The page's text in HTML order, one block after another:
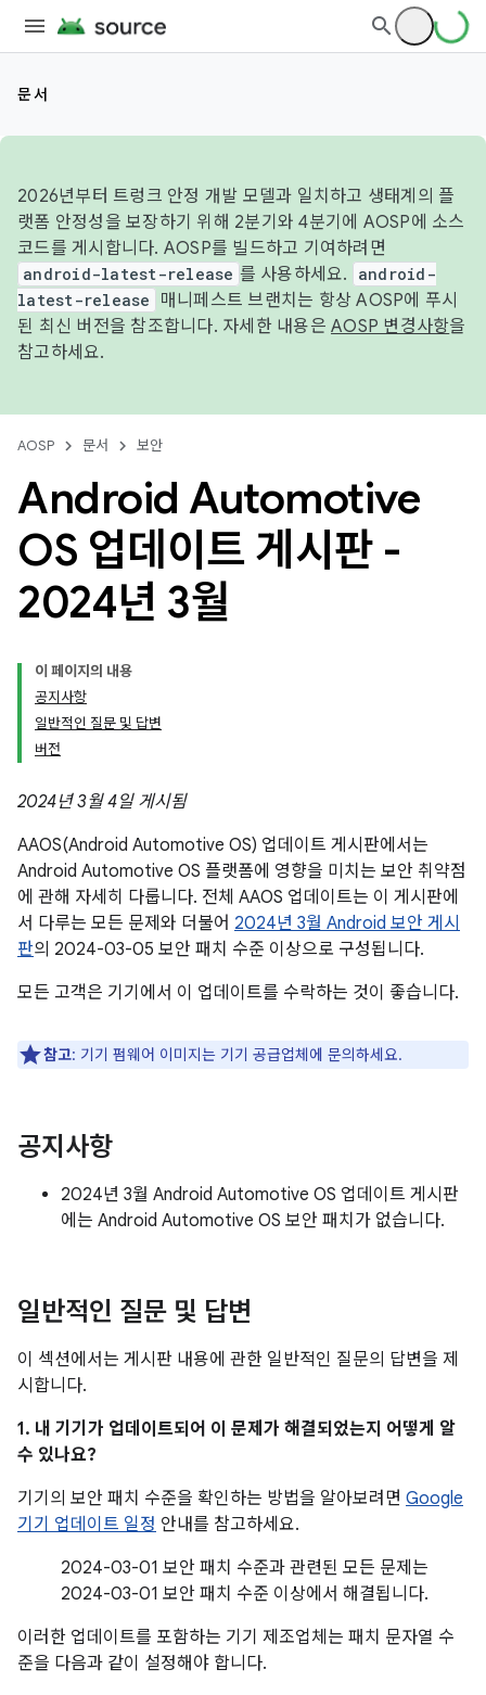
문서
2026년부터 트렁크 안정 개발 모델과 일치하고 생태계의 플
랫폼 안정성을 보장하기 위해 2분기와 4분기에 AOSP에 소스
코드를 게시합니다. AOSP를 빌드하고 기여하려면
android-latest-release 를 사용하세요.
android-
latest-release
매니페스트 브랜치는 항상 AOSP에 푸시
된 최신 버전을 참조합니다. 자세한 내용은 AOSP 변경사항을
참고하세요.
AOSP 문서 보안
Android Automotive
OS 업데이트 게시판 -
2024년 3월
이 페이지의 내용
공지사항
일반적인 질문 및 답변
버전
2024년 3월 4일 게시됨
AAOS(Android Automotive OS) 업데이트 게시판에서는
Android Automotive OS 플랫폼에 영향을 미치는 보안 취약점
에 관해 자세히 다룹니다. 전체 AAOS 업데이트는 이 게시판에
서 다루는 모든 문제와 더불어 2024년 3월 Android 보안 게시
판의 2024-03-05 보안 패치 수준 이상으로 구성됩니다.
모든 고객은 기기에서 이 업데이트를 수락하는 것이 좋습니다.
참고: 기기 펌웨어 이미지는 기기 공급업체에 문의하세요.
공지사항
2024년 3월 Android Automotive OS 업데이트 게시판
에는 Android Automotive OS 보안 패치가 없습니다.
일반적인 질문 및 답변
이 섹션에서는 게시판 내용에 관한 일반적인 질문의 답변을 제
시합니다.
1. 내 기기가 업데이트되어 이 문제가 해결되었는지 어떻게 알
수 있나요?
기기의 보안 패치 수준을 확인하는 방법을 알아보려면 Google
기기 업데이트 일정 안내를 참고하세요.
2024-03-01 보안 패치 수준과 관련된 모든 문제는
2024-03-01 보안 패치 수준 이상에서 해결됩니다.
이러한 업데이트를 포함하는 기기 제조업체는 패치 문자열 수
준을 다음과 같이 설정해야 합니다.